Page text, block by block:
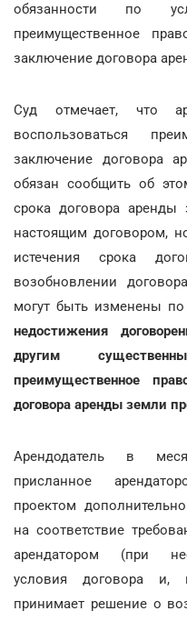
обязанности по
преимущественное
заключение договора
Суд отмечает, что
воспользоваться
заключение договора
обязан сообщить об
срока договора аренды
настоящим договором,
истечения срока
возобновлении
могут быть изменены
недостижения
другим
преимущественное
договора аренды земли
Арендодатель в
присланное
проектом
на соответствие
арендатором (при
условия договора и,
принимает решение о